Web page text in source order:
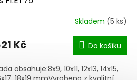
Skladem (5 ks)
Kč Do košíku
obsahuje:8x9, 10x11, 12x13, 14x15,